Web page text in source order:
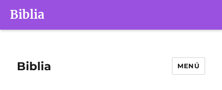
Biblia
Biblia MENÚ